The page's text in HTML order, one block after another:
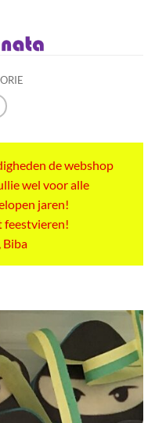
de webshop
wel voor alle
jaren!
feestvieren!
Biba